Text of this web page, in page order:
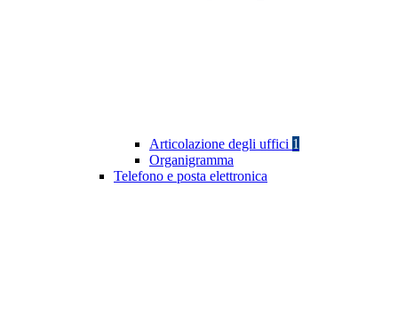
Articolazione degli uffici 1
Organigramma
Telefono e posta elettronica